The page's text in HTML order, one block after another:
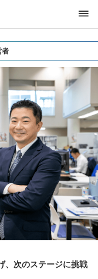
者
、次のステージに挑戦